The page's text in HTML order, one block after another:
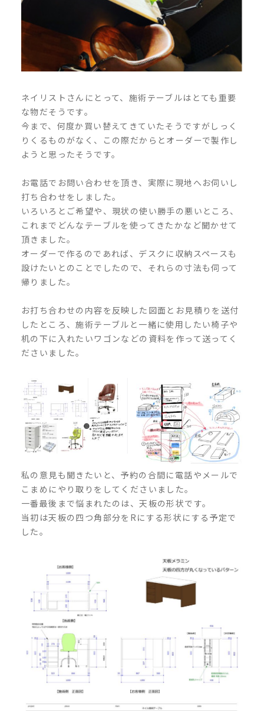
ネイリストさんにとって、施術テーブルはとても重要
な物だそうです。
今まで、何度か買い替えてきていたそうですがしっく
りくるものがなく、この際だからとオーダーで製作し
ようと思ったそうです。
お電話でお問い合わせを頂き、実際に現地へお伺いし
打ち合わせをしました。
いろいろとご希望や、現状の使い勝手の悪いところ、
これまでどんなテーブルを使ってきたかなど聞かせて
頂きました。
オーダーで作るのであれば、デスクに収納スペースも
設けたいとのことでしたので、それらの寸法も伺って
帰りました。
お打ち合わせの内容を反映した図面とお見積りを送付
したところ、施術テーブルと一緒に使用したい椅子や
机の下に入れたいワゴンなどの資料を作って送ってく
ださいました。
私の意見も聞きたいと、予約の合間に電話やメールで
こまめにやり取りをしてくださいました。
一番最後まで悩まれたのは、天板の形状です。
当初は天板の四つ角部分をRにする形状にする予定で
した。